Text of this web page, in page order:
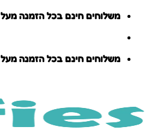
Skip
content
משלוחים חינם בכל הזמנה מעל 250 ש״ח!
משלוחים חינם בכל הזמנה מעל 250 ש״ח!